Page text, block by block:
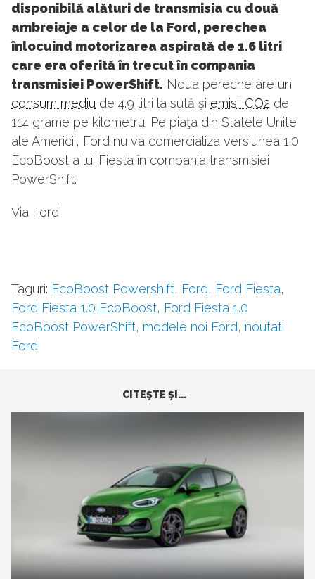
disponibilă alături de transmisia cu două
ambreiaje a celor de la Ford, perechea
înlocuind motorizarea aspirată de 1.6 litri
care era oferită în trecut în compania
transmisiei PowerShift. Noua pereche are un
consum mediu de 4.9 litri la sută şi emisii CO2 de
114 grame pe kilometru. Pe piaţa din Statele Unite
ale Americii, Ford nu va comercializa versiunea 1.0
EcoBoost a lui Fiesta în compania transmisiei
PowerShift.
Via Ford
Taguri: EcoBoost Powershift, Ford, Ford Fiesta,
Ford Fiesta 1.0 EcoBoost, Ford Fiesta 1.0
EcoBoost PowerShift, modele noi Ford, noutati
Ford
CITEŞTE ŞI...